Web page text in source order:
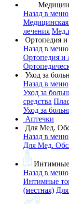
Назад в меню
Медицинская
лечения
Ортопедия
Назад в меню
Ортопедия и
Уход за
Назад в меню
Уход за
средства
Уход за
Аптечки
Для Мед.
Назад в меню
Для Мед.
Назад в меню
Интимные
(местная)